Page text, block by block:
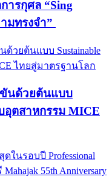
ารกุศล “Sing
มทรงจำ”
ขันด้วยต้นแบบ
อุตสาหกรรม MICE